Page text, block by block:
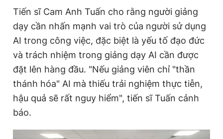
Tiến sĩ Cam Anh Tuấn cho rằng người giảng
dạy cần nhấn mạnh vai trò của người sử dụng
AI trong công việc, đặc biệt là yếu tố đạo đức
và trách nhiệm trong giảng dạy AI cần được
đặt lên hàng đầu. "Nếu giảng viên chỉ "thần
thánh hóa" AI mà thiếu trải nghiệm thực tiễn,
hậu quả sẽ rất nguy hiểm", tiến sĩ Tuấn cảnh
báo.